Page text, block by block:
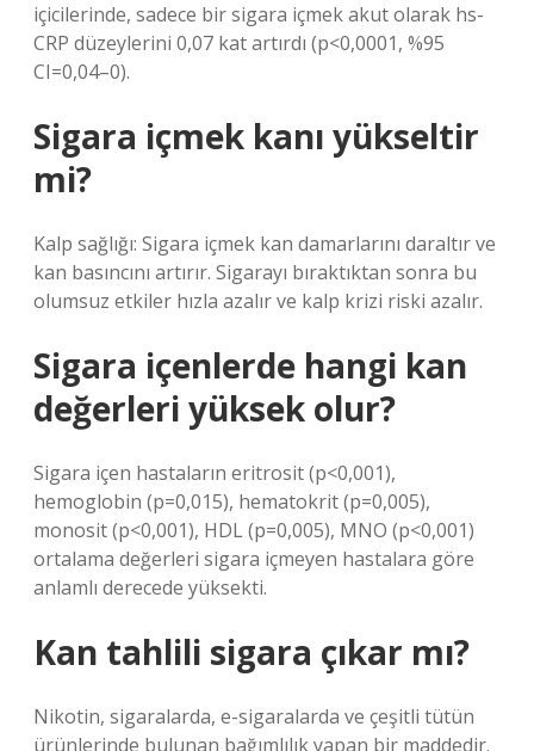
içicilerinde, sadece bir sigara içmek akut olarak hs-
CRP düzeylerini 0,07 kat artırdı (p<0,0001, %95
CI=0,04–0).
Sigara içmek kanı yükseltir
mi?
Kalp sağlığı: Sigara içmek kan damarlarını daraltır ve
kan basıncını artırır. Sigarayı bıraktıktan sonra bu
olumsuz etkiler hızla azalır ve kalp krizi riski azalır.
Sigara içenlerde hangi kan
değerleri yüksek olur?
Sigara içen hastaların eritrosit (p<0,001),
hemoglobin (p=0,015), hematokrit (p=0,005),
monosit (p<0,001), HDL (p=0,005), MNO (p<0,001)
ortalama değerleri sigara içmeyen hastalara göre
anlamlı derecede yüksekti.
Kan tahlili sigara çıkar mı?
Nikotin, sigaralarda, e-sigaralarda ve çeşitli tütün
ürünlerinde bulunan bağımlılık yapan bir maddedir.